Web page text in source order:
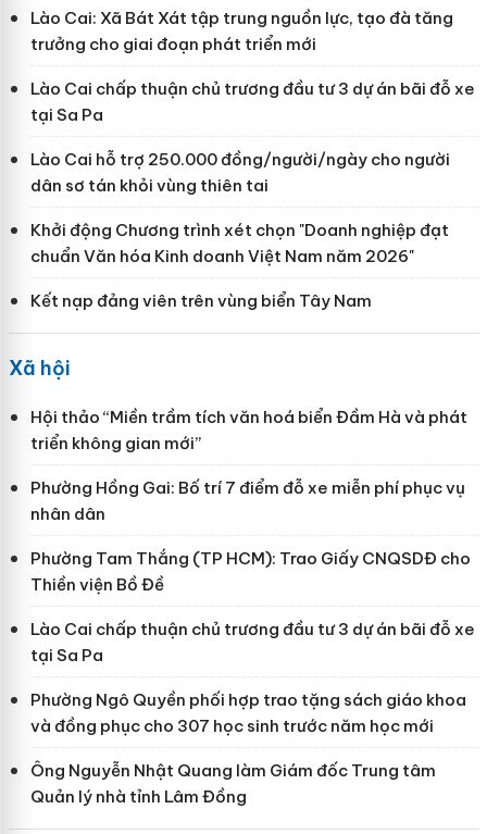
Lào Cai: Xã Bát Xát tập trung nguồn lực, tạo đà tăng
trưởng cho giai đoạn phát triển mới
Lào Cai chấp thuận chủ trương đầu tư 3 dự án bãi đỗ xe
tại Sa Pa
Lào Cai hỗ trợ 250.000 đồng/người/ngày cho người
dân sơ tán khỏi vùng thiên tai
Khởi động Chương trình xét chọn "Doanh nghiệp đạt
chuẩn Văn hóa Kinh doanh Việt Nam năm 2026"
Kết nạp đảng viên trên vùng biển Tây Nam
Xã hội
Hội thảo “Miền trầm tích văn hoá biển Đầm Hà và phát
triển không gian mới”
Phường Hồng Gai: Bố trí 7 điểm đỗ xe miễn phí phục vụ
nhân dân
Phường Tam Thắng (TP HCM): Trao Giấy CNQSDĐ cho
Thiền viện Bồ Đề
Lào Cai chấp thuận chủ trương đầu tư 3 dự án bãi đỗ xe
tại Sa Pa
Phường Ngô Quyền phối hợp trao tặng sách giáo khoa
và đồng phục cho 307 học sinh trước năm học mới
Ông Nguyễn Nhật Quang làm Giám đốc Trung tâm
Quản lý nhà tỉnh Lâm Đồng